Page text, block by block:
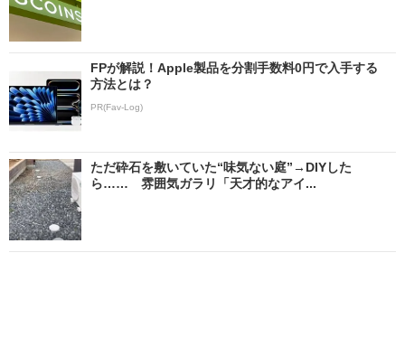
FPが解説！Apple製品を分割手数料0円で入手する
方法とは？
PR(Fav-Log)
ただ砕石を敷いていた“味気ない庭”→DIYした
ら…… 雰囲気ガラリ「天才的なアイ...